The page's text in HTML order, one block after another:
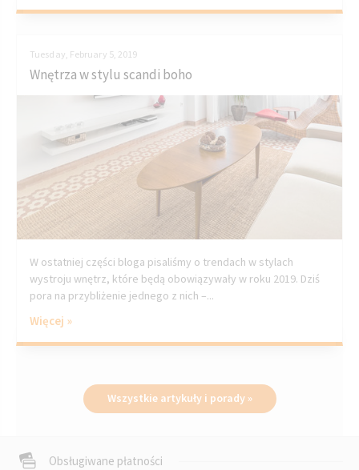
Tuesday, February 5, 2019
Wnętrza w stylu scandi boho
W ostatniej części bloga pisaliśmy o trendach w stylach
wystroju wnętrz, które będą obowiązywały w roku 2019. Dziś
pora na przybliżenie jednego z nich –...
Więcej »
Wszystkie artykuły i porady »
Obsługiwane płatności